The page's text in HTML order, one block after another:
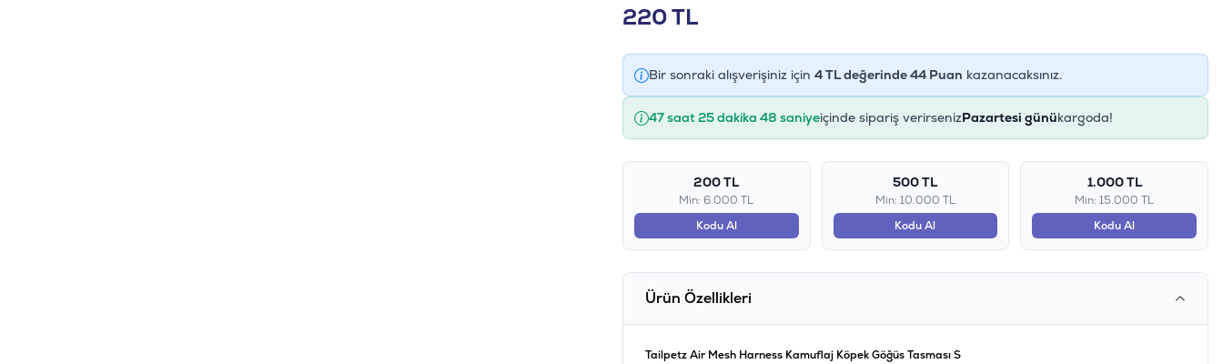
220TL
Bir sonraki alışverişiniz için 4TL değerinde44Puan kazanacaksınız.
47 saat 25 dakika 47 saniyeiçinde sipariş verirsenizPazartesi günükargoda!
200 TL
Min: 6.000 TL
Kodu Al
500 TL
Min: 10.000 TL
Kodu Al
1.000 TL
Min: 15.000 TL
Kodu Al
Ürün Özellikleri
Tailpetz Air Mesh Harness Kamuflaj Köpek Göğüs Tasması S